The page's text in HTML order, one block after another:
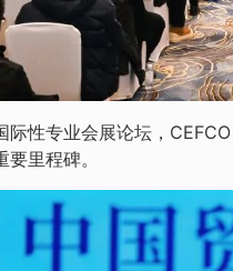
际性专业会展论坛，
里程碑。